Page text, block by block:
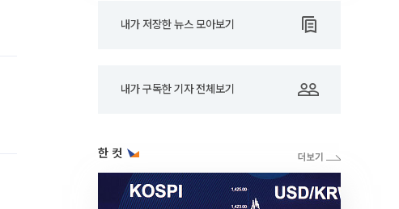
내가 저장한 뉴스 모아보기
내가 구독한 기자 전체보기
한 컷